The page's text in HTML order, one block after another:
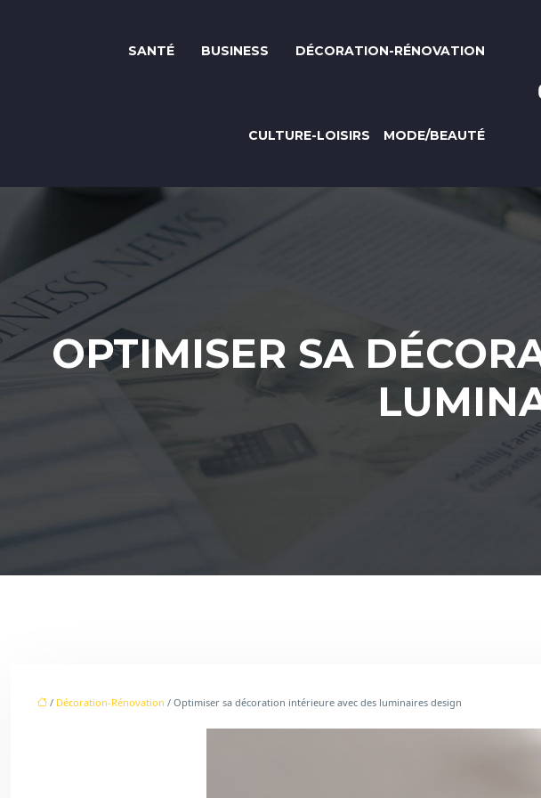
DÉCORATION-RÉNOVATION
BUSINESS
SANTÉ
MODE/BEAUTÉ
CULTURE-LOISIRS
OPTIMISER SA
/ Décoration-Rénovation / Optimiser sa décoration intérieure avec des luminaires design